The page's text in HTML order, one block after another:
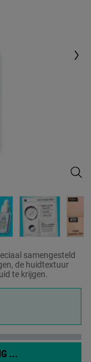
samengesteld
de huidtextuur
te krijgen.
...